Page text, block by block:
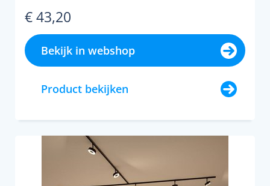
€ 43,20
Bekijk in webshop
Product bekijken